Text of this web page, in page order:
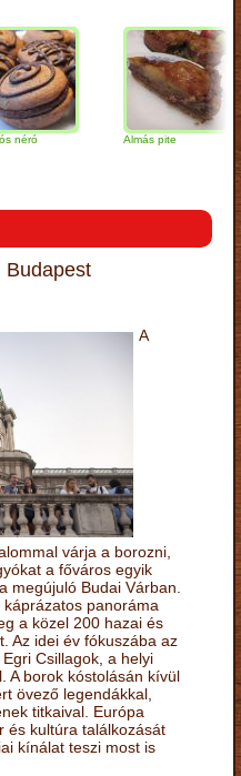
Almás pite
Budapest
A
várja a borozni,
a főváros egyik
megújuló Budai Várban.
panoráma
a közel 200 hazai és
Az idei év fókuszába az
Csillagok, a helyi
A borok kóstolásán kívül
övező legendákkal,
titkaival. Európa
és kultúra találkozását
kínálat teszi most is